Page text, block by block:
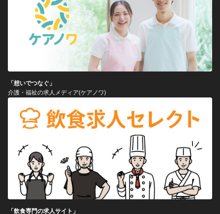
「想いでつなぐ」
介護・福祉の求人メディア(ケアノワ)
「飲食専門の求人サイト」